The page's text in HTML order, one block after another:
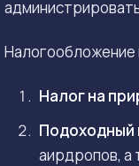
Налогообложение
Налог на
Подоходный
аирдропов, а